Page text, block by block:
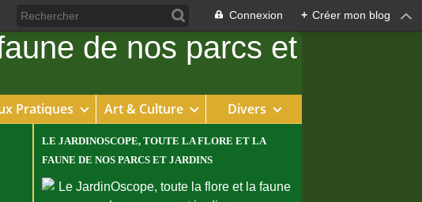
Connexion + Créer mon blog
Pratiques Art & Culture Divers
LE JARDINOSCOPE, TOUTE LA FLORE ET LA
FAUNE DE NOS PARCS ET JARDINS